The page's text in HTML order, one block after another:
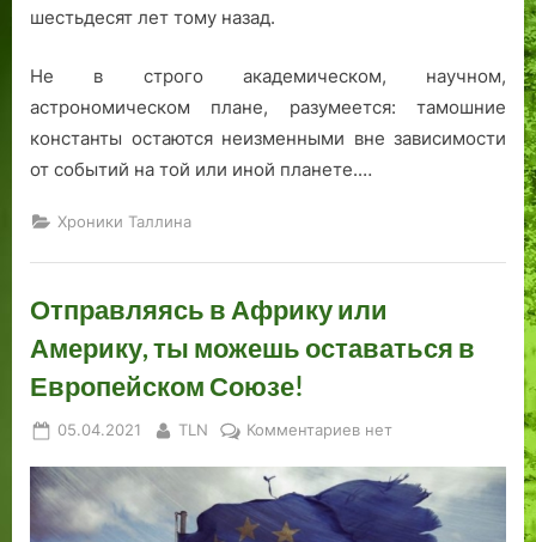
шестьдесят лет тому назад.
Не в строго академическом, научном,
астрономическом плане, разумеется: тамошние
константы остаются неизменными вне зависимости
от событий на той или иной планете.…
Хроники Таллина
Отправляясь в Африку или
Америку, ты можешь оставаться в
Европейском Союзе!
Posted
05.04.2021 By
TLN Комментариевк
Отправляясь
нет